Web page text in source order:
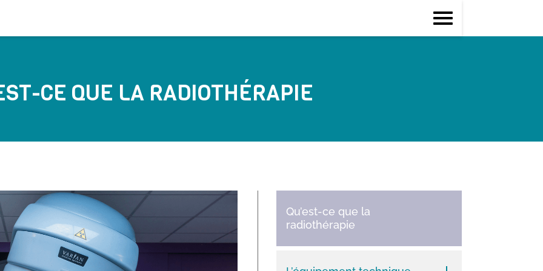
CE QUE LA RADIOTHÉRAPIE
Qu’est-ce que la
radiothérapie